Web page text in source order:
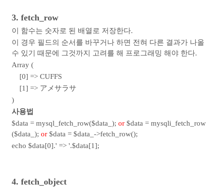
3. fetch_row
이 함수는 숫자로 된 배열로 저장한다.
이 경우 필드의 순서를 바꾸거나 하면 전혀 다른 결과가 나올
수 있기 때문에 그것까지 고려를 해 프로그래밍 해야 한다.
Array (
[0] => CUFFS
[1] => アメサラサ
)
사용법
$data = mysql_fetch_row($data_); or $data = mysqli_fetch_row
($data_); or $data = $data_->fetch_row();
echo $data[0].' => '.$data[1];
4. fetch_object